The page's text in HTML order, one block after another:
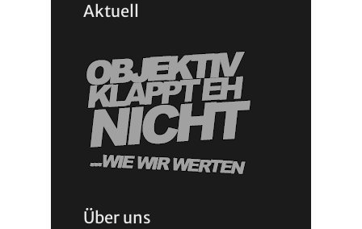
Aktuell
Über uns